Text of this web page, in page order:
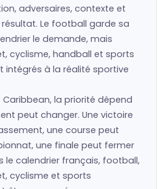
adversaires, contexte et
Le football garde sa
le demande, mais
cyclisme, handball et sports
intégrés à la réalité sportive
Caribbean, la priorité dépend
peut changer. Une victoire
une course peut
une finale peut fermer
le calendrier français, football,
cyclisme et sports